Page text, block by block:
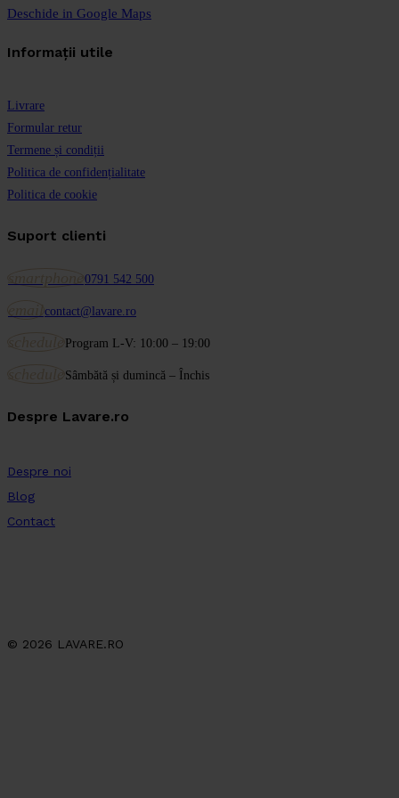
Deschide in Google Maps
Informații utile
Livrare
Formular retur
Termene și condiții
Politica de confidențialitate
Politica de cookie
Suport clienti
0791 542 500
contact@lavare.ro
Program L-V: 10:00 – 19:00
Sâmbătă și dumincă – Închis
Despre Lavare.ro
Despre noi
Blog
Contact
© 2026 LAVARE.RO